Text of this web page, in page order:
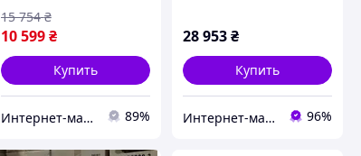
10 599 ₴
15 754 ₴
Купить
Интернет-магазин:DEWvolt 89%
28 953₴
Купить
Интернет-магазин "Mr.Tools" 96%